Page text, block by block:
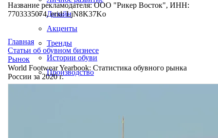
Дизайн
Акценты
Тренды
Истории обуви
Производство
Название рекламодателя: ООО "Рикер Восток", ИНН:
7703335074, erid: LjN8K37Ko
Главная
Статьи об обувном бизнесе
Рынок
World Footwear Yearbook: Статистика обувного рынка
России за 2020 г.